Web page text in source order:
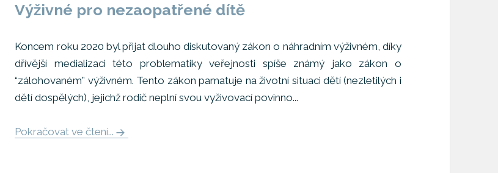
Výživné pro nezaopatřené dítě
Koncem roku 2020 byl přijat dlouho diskutovaný zákon o náhradním výživném, díky
dřívější medializaci této problematiky veřejnosti spíše známý jako zákon o
“zálohovaném” výživném. Tento zákon pamatuje na životní situaci dětí (nezletilých i
dětí dospělých), jejichž rodič neplní svou vyživovací povinno...
Pokračovat ve čtení...